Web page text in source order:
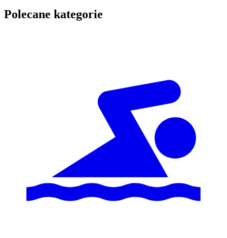
Polecane kategorie